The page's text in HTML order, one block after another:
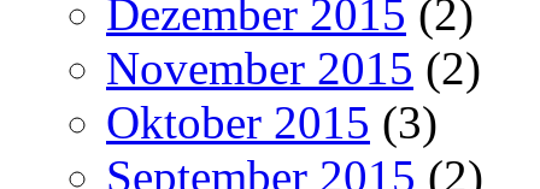
Dezember 2015 (2)
November 2015 (2)
Oktober 2015 (3)
September 2015 (2)